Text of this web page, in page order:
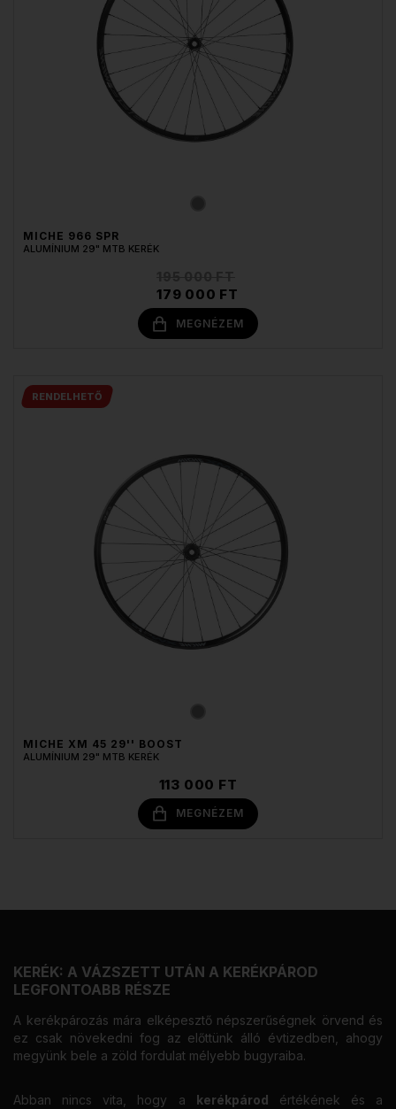
MICHE 966 SPR
ALUMÍNIUM 29" MTB KERÉK
179 000 FT
MEGNÉZEM
RENDELHETŐ
MICHE XM 45 29'' BOOST
ALUMÍNIUM 29" MTB KERÉK
113 000 FT
MEGNÉZEM
KERÉK: A VÁZSZETT UTÁN A KERÉKPÁROD
LEGFONTOABB RÉSZE
A kerékpározás mára elképesztő népszerűségnek örvend és
ez csak növekedni fog az előttünk álló évtizedben, ahogy
megyünk bele a zöld fordulat mélyebb bugyraiba.
Abban nincs vita, hogy a kerékpárod értékének és a